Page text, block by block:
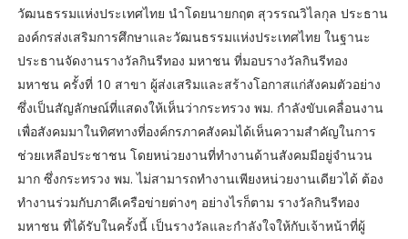
วัฒนธรรมแห่งประเทศไทย นำโดยนายกฤต สุวรรณวิไลกุล ประธาน
องค์กรส่งเสริมการศึกษาและวัฒนธรรมแห่งประเทศไทย ในฐานะ
ประธานจัดงานรางวัลกินรีทอง มหาชน ที่มอบรางวัลกินรีทอง
มหาชน ครั้งที่ 10 สาขา ผู้ส่งเสริมและสร้างโอกาสแก่สังคมตัวอย่าง
ซึ่งเป็นสัญลักษณ์ที่แสดงให้เห็นว่ากระทรวง พม. กำลังขับเคลื่อนงาน
เพื่อสังคมมาในทิศทางที่องค์กรภาคสังคมได้เห็นความสำคัญในการ
ช่วยเหลือประชาชน โดยหน่วยงานที่ทำงานด้านสังคมมีอยู่จำนวน
มาก ซึ่งกระทรวง พม. ไม่สามารถทำงานเพียงหน่วยงานเดียวได้ ต้อง
ทำงานร่วมกับภาคีเครือข่ายต่างๆ อย่างไรก็ตาม รางวัลกินรีทอง
มหาชน ที่ได้รับในครั้งนี้ เป็นรางวัลและกำลังใจให้กับเจ้าหน้าที่ผู้